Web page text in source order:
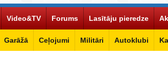
Garāžā Ceļojumi Militāri Autoklubi
Video&TV Forums Lasītāju pieredze